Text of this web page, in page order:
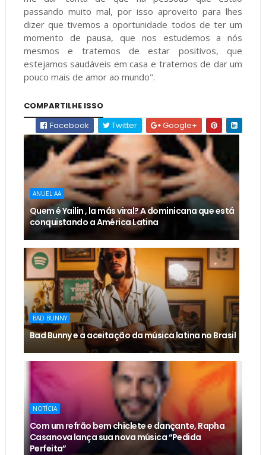
passando muito mal, por isso aproveito para lhes
dizer que tivemos a oportunidade todos de ter um
momento de pausa, que nos estudemos a nós
mesmos e tratemos de estar positivos, que
estejamos saudáveis em casa e tratemos de dar um
pouco mais de amor ao mundo".
COMPARTILHE ISSO
Facebook
Twitter Google+
ANUEL AA
Quem é Yailin , la más viral? A dominicana que está
conquistando a América Latina
BAD BUNNY
Bad Bunny e a aceitação da música latina no Brasil
NOTÍCIA
Com um refrão bem chiclete e dançante, Rapha
Casanova lança sua nova música “Pedida
Perfeita”